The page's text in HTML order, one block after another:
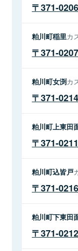
371-0206
粕川町稲里カ
371-0207
粕川町女渕カ
371-0214
粕川町上東田
371-0211
粕川町込皆戸
371-0216
粕川町下東田
371-0212